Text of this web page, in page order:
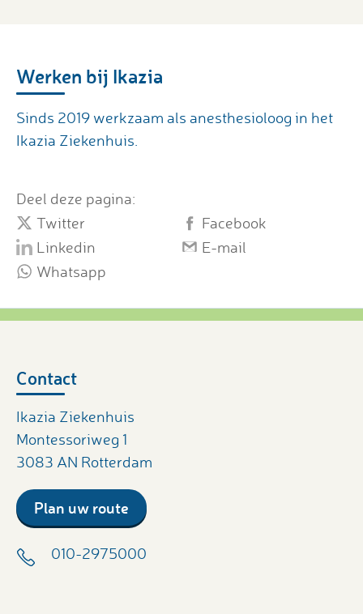
Werken bij Ikazia
Sinds 2019 werkzaam als anesthesioloog in het
Ikazia Ziekenhuis.
Deel deze pagina:
Twitter
Facebook
Linkedin
E-mail
Whatsapp
Contact
Ikazia Ziekenhuis
Montessoriweg 1
3083 AN Rotterdam
Plan uw route
010-2975000